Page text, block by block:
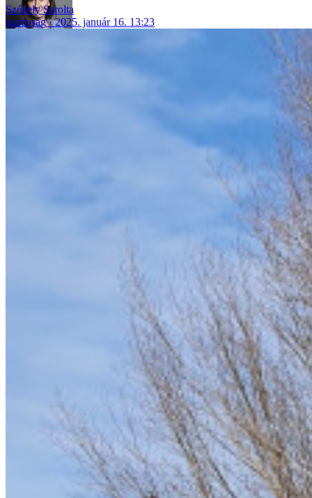
Székely Sarolta
gazdaság
2025. január 16. 13:23